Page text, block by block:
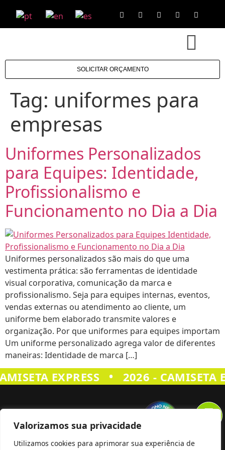
Valorizamos sua privacidade
Utilizamos cookies para aprimorar sua experiência de
SOLICITAR ORÇAMENTO
Tag: uniformes para
empresas
Uniformes Personalizados
para Equipes: Identidade,
Profissionalismo e
Funcionamento no Dia a Dia
Uniformes personalizados são mais do que uma
vestimenta prática: são ferramentas de identidade
visual corporativa, comunicação da marca e
profissionalismo. Seja para equipes internas, eventos,
vendas externas ou atendimento ao cliente, um
uniforme bem elaborado transmite valores e
organização. Por que uniformes para equipes importam
Um uniforme personalizado agrega valor de diferentes
maneiras: Identidade de marca […]
EXPRESS • 2026 - CAMISETA